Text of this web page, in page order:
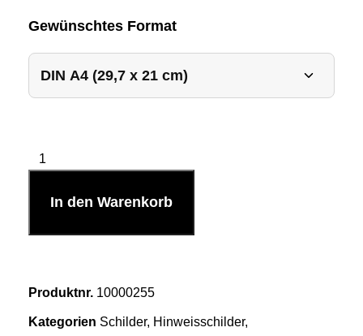
Gewünschtes Format
In den Warenkorb
Produktnr. 10000255
Kategorien Schilder, Hinweisschilder,